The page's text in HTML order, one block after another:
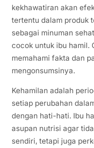
kekhawatiran akan
tertentu dalam produk
sebagai minuman
cocok untuk ibu hamil.
memahami fakta dan
mengonsumsinya.
Kehamilan adalah
setiap perubahan
dengan hati-hati. Ibu
asupan nutrisi agar
sendiri, tetapi juga